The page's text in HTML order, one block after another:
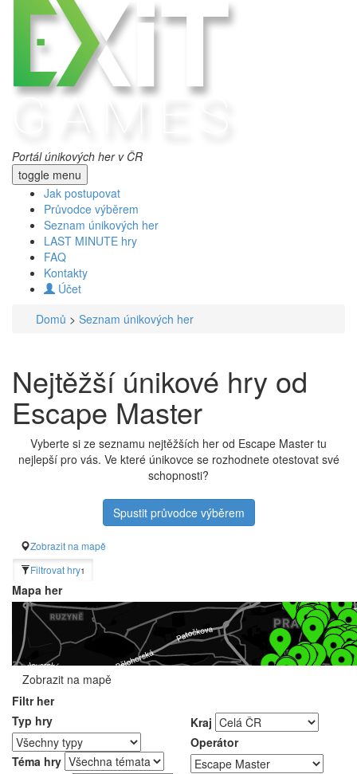
Portál únikových her v ČR
toggle menu
Jak postupovat
Průvodce výběrem
Seznam únikových her
LAST MINUTE hry
FAQ
Kontakty
Účet
Domů > Seznam únikových her
Nejtěžší únikové hry od
Escape Master
Vyberte si ze seznamu nejtěžších her od Escape Master tu
nejlepší pro vás. Ve které únikovce se rozhodnete otestovat své
schopnosti?
Spustit průvodce výběrem
Zobrazit na mapě
Filtrovat hry1
Mapa her
Zobrazit na mapě
Filtr her
Typ hry
Téma hry
Kraj
Operátor